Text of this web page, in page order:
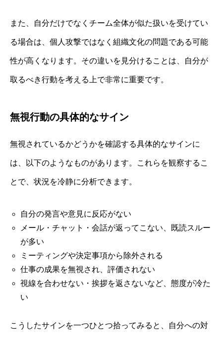
また、自分だけでなくチーム全体が似た扱いを受けてい
る場合は、個人攻撃ではなく組織文化の問題である可能
性が高くなります。その違いを見分けることは、自分が
取るべき行動を考える上で非常に重要です。
無視行動の具体的なサイン
無視されているかどうかを確認する具体的なサインに
は、以下のようなものがあります。これらを観察するこ
とで、状況を冷静に分析できます。
自分の発言や意見に反応がない
メール・チャット・会話が返ってこない、既読スルー
が多い
ミーティングや決定事項から除外される
仕事の成果を無視され、評価されない
視線を合わせない・挨拶を返さないなど、態度が冷た
い
こうしたサインを一つひとつ拾ってみると、自分への対